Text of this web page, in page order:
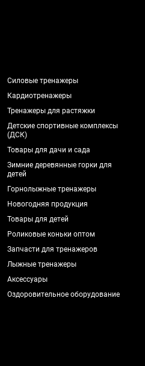
Силовые тренажеры
Кардиотренажеры
Тренажеры для растяжки
Детские спортивные комплексы
(ДСК)
Товары для дачи и сада
Зимние деревянные горки для
детей
Горнолыжные тренажеры
Новогодняя продукция
Товары для детей
Роликовые коньки оптом
Запчасти для тренажеров
Лыжные тренажеры
Аксессуары
Оздоровительное оборудование